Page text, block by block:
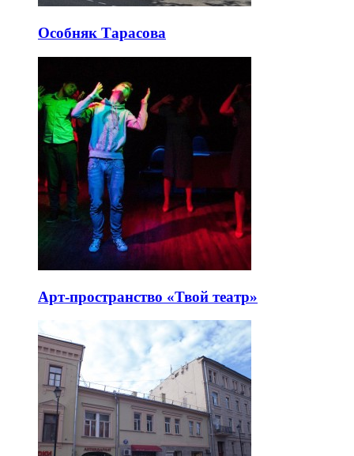
Особняк Тарасова
Арт-пространство «Твой театр»